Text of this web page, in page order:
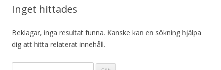
Inget hittades
Beklagar, inga resultat funna. Kanske kan en sökning hjälpa
dig att hitta relaterat innehåll.